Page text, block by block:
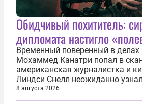
Обидчивый похититель:
дипломата настигло
Временный поверенный в
Мохаммед Канатри попал в
американская журналистка и
Линдси Снелл неожиданно
бандитов, похитивших ее в
2016 году. Журналистка
8 августа 2026